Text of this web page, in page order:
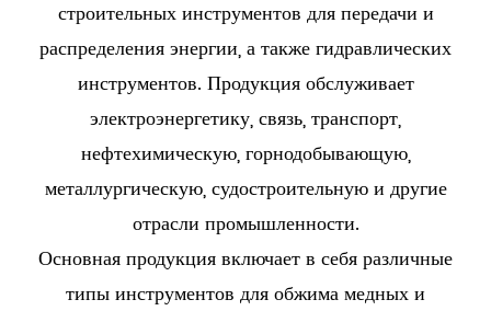
строительных инструментов для передачи и
распределения энергии, а также гидравлических
инструментов. Продукция обслуживает
электроэнергетику, связь, транспорт,
нефтехимическую, горнодобывающую,
металлургическую, судостроительную и другие
отрасли промышленности.
Основная продукция включает в себя различные
типы инструментов для обжима медных и